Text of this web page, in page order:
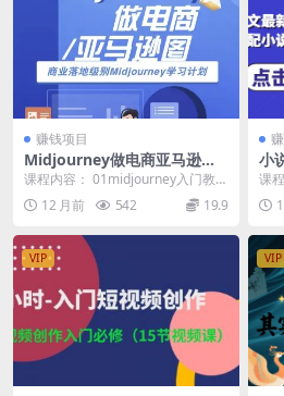
赚钱项目
Midjourney做电商亚马逊图-
商业落地级别Midjourney学
习计划-AI跨境电商教程
课程内容： 01midjourney入门教
程.mp4. 02Midjourney...
12 月前 542 19.9
小
搭
课
3:
VIP VIP